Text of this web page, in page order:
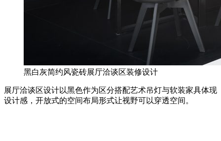
黑白灰简约风瓷砖展厅洽谈区装修设计
展厅洽谈区设计以黑色作为区分搭配艺术吊灯与软装家具体现
设计感，开放式的空间布局形式让视野可以穿透空间。